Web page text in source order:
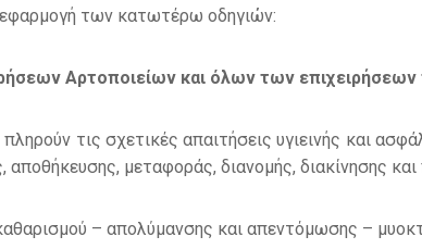
των κατωτέρω οδηγιών:
Αρτοποιείων και όλων των
πληρούν τις σχετικές απαιτήσεις υγιεινής και
αποθήκευσης, μεταφοράς, διανομής, διακίνησης
– απολύμανσης και απεντόμωσης –